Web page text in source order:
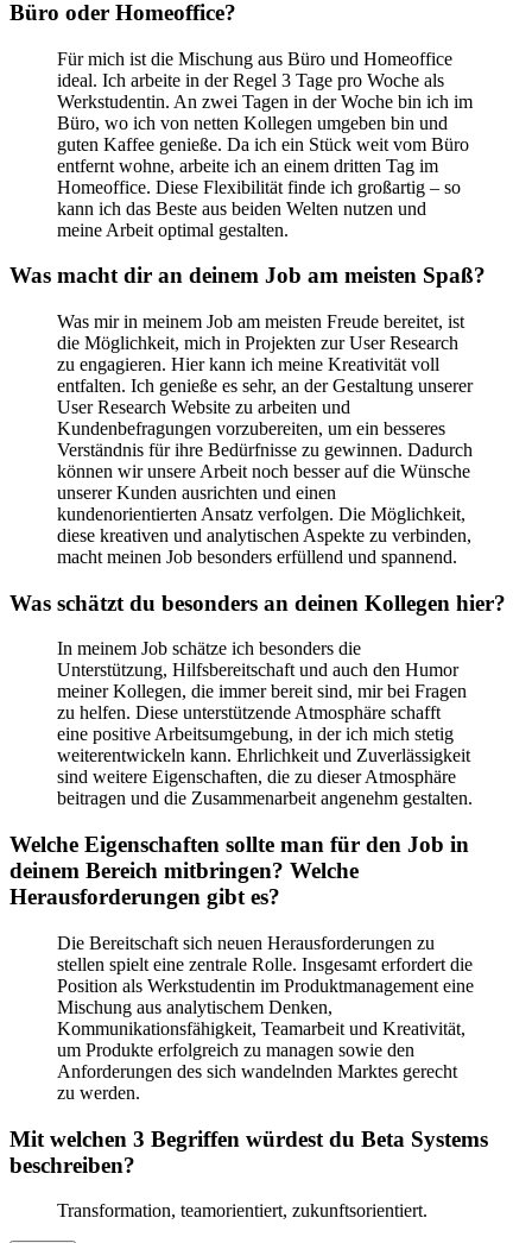
Büro oder Homeoffice?
Für mich ist die Mischung aus Büro und Homeoffice
ideal. Ich arbeite in der Regel 3 Tage pro Woche als
Werkstudentin. An zwei Tagen in der Woche bin ich im
Büro, wo ich von netten Kollegen umgeben bin und
guten Kaffee genieße. Da ich ein Stück weit vom Büro
entfernt wohne, arbeite ich an einem dritten Tag im
Homeoffice. Diese Flexibilität finde ich großartig – so
kann ich das Beste aus beiden Welten nutzen und
meine Arbeit optimal gestalten.
Was macht dir an deinem Job am meisten Spaß?
Was mir in meinem Job am meisten Freude bereitet, ist
die Möglichkeit, mich in Projekten zur User Research
zu engagieren. Hier kann ich meine Kreativität voll
entfalten. Ich genieße es sehr, an der Gestaltung unserer
User Research Website zu arbeiten und
Kundenbefragungen vorzubereiten, um ein besseres
Verständnis für ihre Bedürfnisse zu gewinnen. Dadurch
können wir unsere Arbeit noch besser auf die Wünsche
unserer Kunden ausrichten und einen
kundenorientierten Ansatz verfolgen. Die Möglichkeit,
diese kreativen und analytischen Aspekte zu verbinden,
macht meinen Job besonders erfüllend und spannend.
Was schätzt du besonders an deinen Kollegen hier?
In meinem Job schätze ich besonders die
Unterstützung, Hilfsbereitschaft und auch den Humor
meiner Kollegen, die immer bereit sind, mir bei Fragen
zu helfen. Diese unterstützende Atmosphäre schafft
eine positive Arbeitsumgebung, in der ich mich stetig
weiterentwickeln kann. Ehrlichkeit und Zuverlässigkeit
sind weitere Eigenschaften, die zu dieser Atmosphäre
beitragen und die Zusammenarbeit angenehm gestalten.
Welche Eigenschaften sollte man für den Job in
deinem Bereich mitbringen? Welche
Herausforderungen gibt es?
Die Bereitschaft sich neuen Herausforderungen zu
stellen spielt eine zentrale Rolle. Insgesamt erfordert die
Position als Werkstudentin im Produktmanagement eine
Mischung aus analytischem Denken,
Kommunikationsfähigkeit, Teamarbeit und Kreativität,
um Produkte erfolgreich zu managen sowie den
Anforderungen des sich wandelnden Marktes gerecht
zu werden.
Mit welchen 3 Begriffen würdest du Beta Systems
beschreiben?
Transformation, teamorientiert, zukunftsorientiert.